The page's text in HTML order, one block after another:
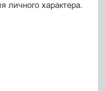
личного характера.